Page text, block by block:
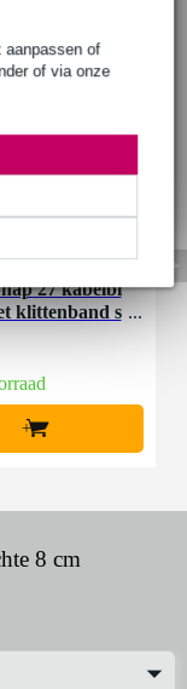
aanpassen of
of via onze
27 kabelbi
klittenband s
+
8 cm